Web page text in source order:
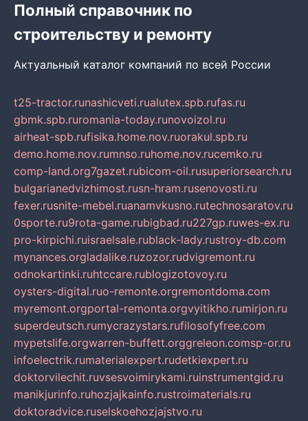
Полный справочник по
строительству и ремонту
Актуальный каталог компаний по всей России
t25-tractor.runashicveti.rualutex.spb.rufas.ru
gbmk.spb.ruromania-today.runovoizol.ru
airheat-spb.rufisika.home.nov.ruorakul.spb.ru
demo.home.nov.rumnso.ruhome.nov.rucemko.ru
comp-land.org7gazet.rubicom-oil.rusuperiorsearch.ru
bulgarianedvizhimost.rusn-hram.rusenovosti.ru
fexer.rusnite-mebel.ruanamvkusno.rutechnosaratov.ru
0sporte.ru9rota-game.rubigbad.ru227gp.ruwes-ex.ru
pro-kirpichi.ruisraelsale.rublack-lady.rustroy-db.com
mynances.orgladalike.ruzozor.rudvigremont.ru
odnokartinki.ruhtccare.rublogizotovoy.ru
oysters-digital.ruo-remonte.orgremontdoma.com
myremont.orgportal-remonta.orgvyitikho.rumirjon.ru
superdeutsch.rumycrazystars.rufilosofyfree.com
mypetslife.orgwarren-buffett.orggreleon.comsp-or.ru
infoelectrik.rumaterialexpert.rudetkiexpert.ru
doktorvilechit.ruvsesvoimirykami.ruinstrumentgid.ru
manikjurinfo.ruhozjajkainfo.rustroimaterials.ru
doktoradvice.ruselskoehozjajstvo.ru